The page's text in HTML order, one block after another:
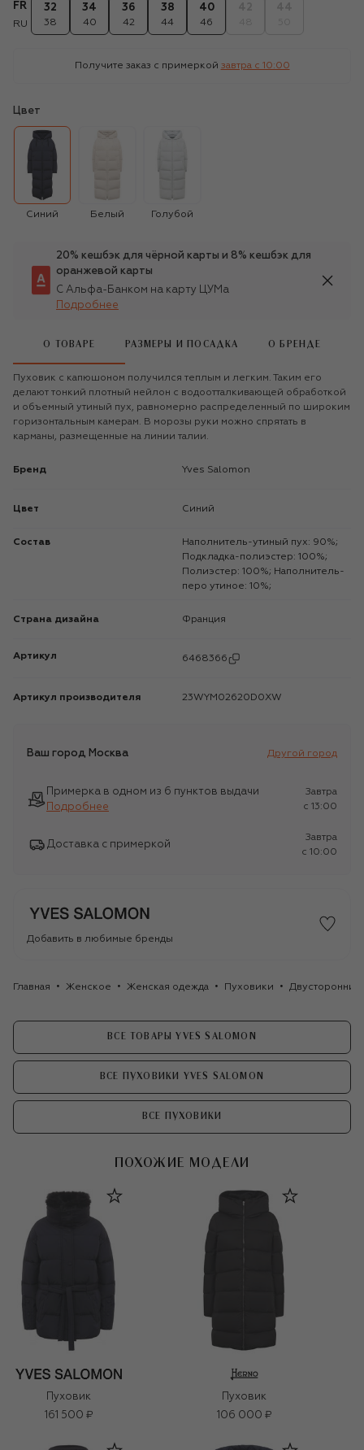
FR
RU
32
38
34
40
36
42
38
44
40
46
Получите заказ с примеркой завтра c 10:00
Цвет
Синий Белый Голубой
20% кешбэк для чёрной карты и 8% кешбэк для
оранжевой карты
С Альфа-Банком на карту ЦУМа
Подробнее
О ТОВАРЕ РАЗМЕРЫ И ПОСАДКА О БРЕНДЕ
Пуховик с капюшоном получился теплым и легким. Таким его
делают тонкий плотный нейлон с водоотталкивающей обработкой
и объемный утиный пух, равномерно распределенный по широким
горизонтальным камерам. В морозы руки можно спрятать в
карманы, размещенные на линии талии.
Бренд Yves Salomon
Цвет Синий
Состав
Наполнитель-утиный пух: 90%;
Подкладка-полиэстер: 100%;
Полиэстер: 100%; Наполнитель-
перо утиное: 10%;
Страна дизайна Франция
Артикул 6468366
Артикул производителя 23WYM02620D0XW
Ваш город Москва Другой город
Примерка в одном из 6 пунктов выдачи
Подробнее
Завтра
c 13:00
Доставка с примеркой
Завтра
c 10:00
Добавить в любимые бренды
Главная Женское Женская одежда Пуховики Двусторонний
ВСЕ ТОВАРЫ YVES SALOMON
ВСЕ ПУХОВИКИ YVES SALOMON
ВСЕ ПУХОВИКИ
ПОХОЖИЕ МОДЕЛИ
Пуховик
161 500 ₽
Пуховик
106 000 ₽